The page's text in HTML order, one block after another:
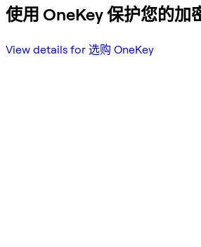
使用 OneKey 保护您的加
View details for 选购 OneKey